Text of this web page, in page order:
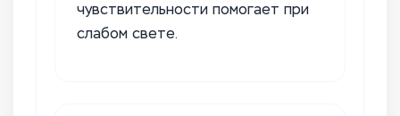
чувствительности помогает при
слабом свете.